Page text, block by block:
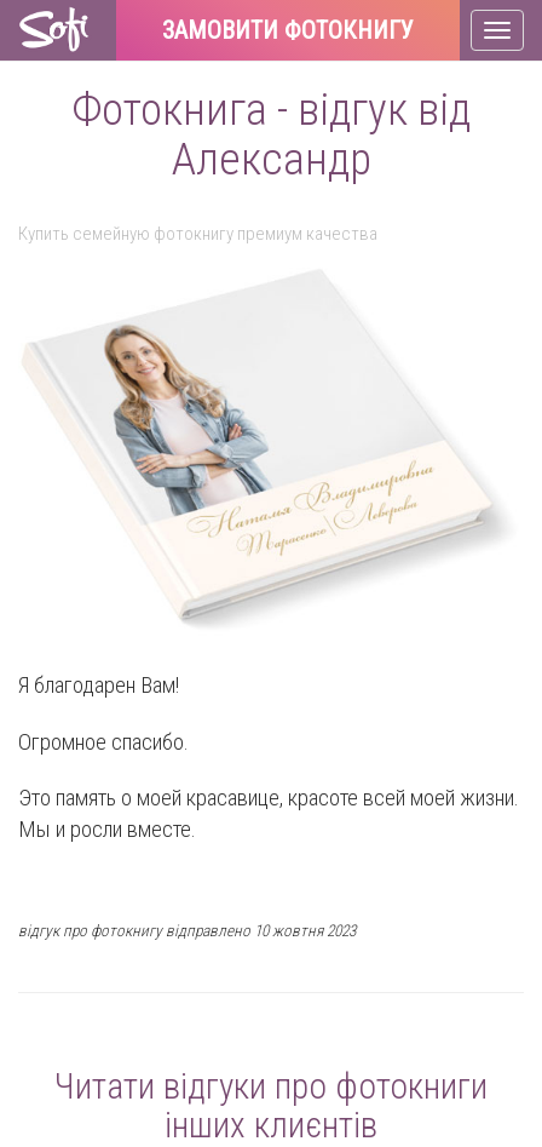
ЗАМОВИТИ ФОТОКНИГУ
Фотокнига - відгук від
Александр
Купить семейную фотокнигу премиум качества
Я благодарен Вам!
Огромное спасибо.
Это память о моей красавице, красоте всей моей жизни.
Мы и росли вместе.
відгук про фотокнигу відправлено 10 жовтня 2023
Читати відгуки про фотокниги
інших клиєнтів